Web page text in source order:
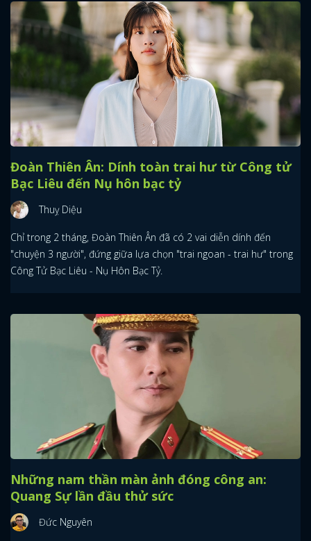
Đoàn Thiên Ân: Dính toàn trai hư từ Công tử
Bạc Liêu đến Nụ hôn bạc tỷ
Thuỵ Diệu
Chỉ trong 2 tháng, Đoàn Thiên Ân đã có 2 vai diễn dính đến
"chuyện 3 người", đứng giữa lựa chọn "trai ngoan - trai hư" trong
Công Tử Bạc Liêu - Nụ Hôn Bạc Tỷ.
Những nam thần màn ảnh đóng công an:
Quang Sự lần đầu thử sức
Đức Nguyên